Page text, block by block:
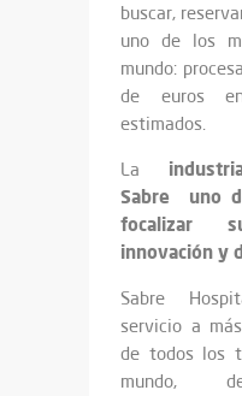
buscar,
uno de los
mundo:
de euros
estimados.
La
Sabre uno
focalizar
innovación y
Sabre
servicio a
de todos los
mundo,